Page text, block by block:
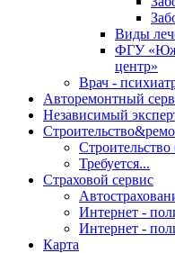
Виды
ФГУ
центр»
Врач -
Авторемонтный
Независимый
Требуется...
Страховой сервис
Интернет -
Интернет -
Карта